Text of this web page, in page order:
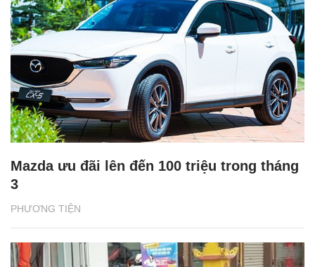
PHƯƠNG TIỆN
Mazda ưu đãi lên đến 100 triệu trong tháng
3